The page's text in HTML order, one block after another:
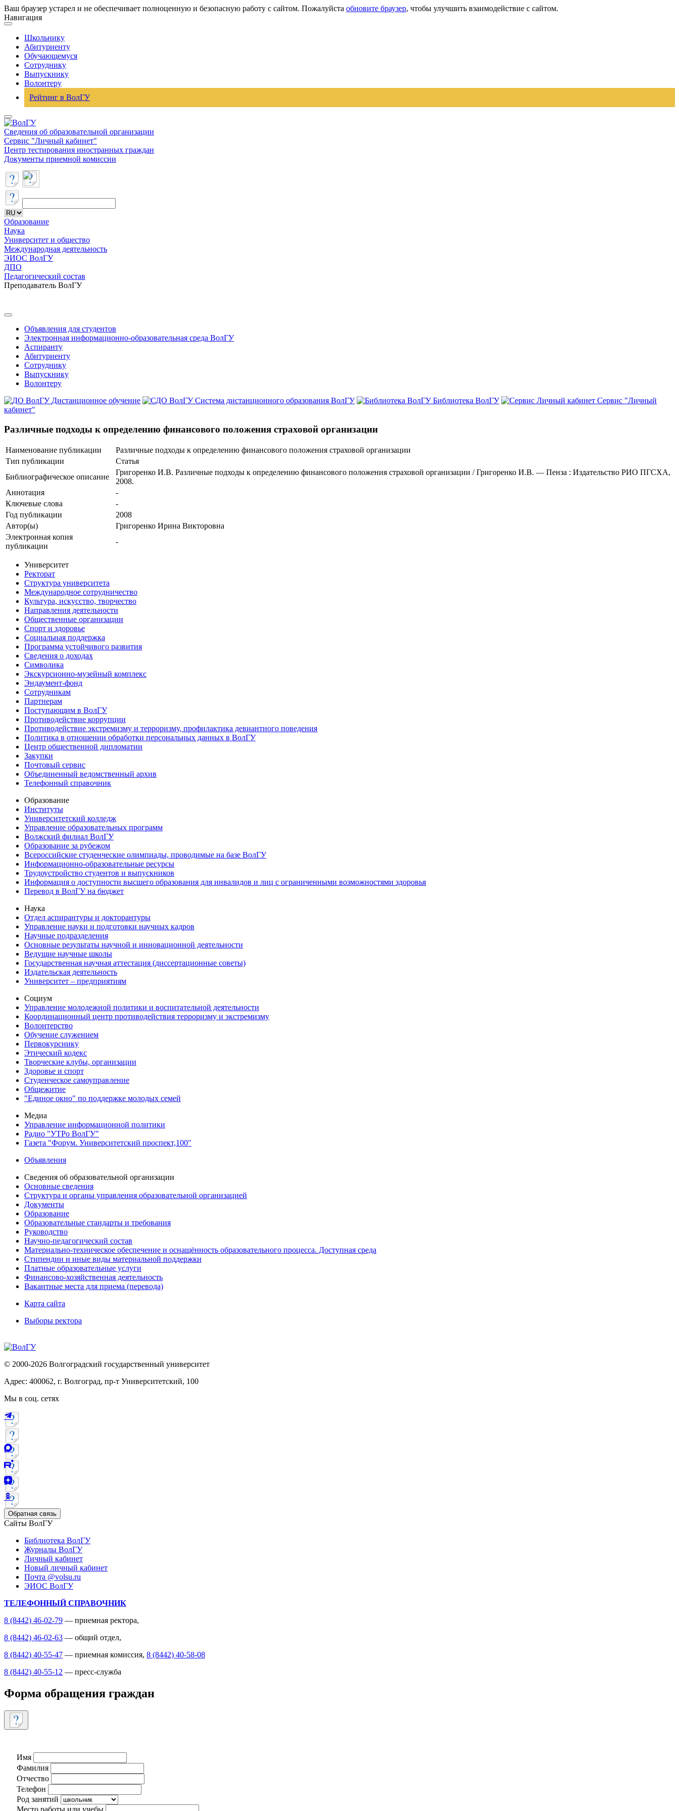
Ваш браузер устарел и не обеспечивает полноценную и безопасную работу с сайтом. Пожалуйста обновите браузер, чтобы улучшить взаимодействие с сайтом.
Навигация
Школьнику
Абитуриенту
Обучающемуся
Сотруднику
Выпускнику
Волонтеру
Рейтинг в ВолГУ
Сведения об образовательной организации
Сервис "Личный кабинет"
Центр тестирования иностранных граждан
Документы приемной комиссии
Образование
Наука
Университет и общество
Международная деятельность
ЭИОС ВолГУ
ДПО
Педагогический состав
Преподаватель ВолГУ
Объявления для студентов
Электронная информационно-образовательная среда ВолГУ
Аспиранту
Абитуриенту
Сотруднику
Выпускнику
Волонтеру
Дистанционное обучение
Система дистанционного образования ВолГУ Библиотека ВолГУ
Сервис "Личный
кабинет"
Различные подходы к определению финансового положения страховой организации
Наименование публикации
Различные подходы к определению финансового положения страховой организации
Тип публикации
Статья
Библиографическое описание
Григоренко И.В. Различные подходы к определению финансового положения страховой организации / Григоренко И.В. — Пенза : Издательство РИО ПГСХА,
2008.
Аннотация
-
Ключевые cлова
-
Год публикации
2008
Автор(ы)
Григоренко Ирина Викторовна
Электронная копия
публикации
-
Университет
Ректорат
Структура университета
Международное сотрудничество
Культура, искусство, творчество
Направления деятельности
Общественные организации
Спорт и здоровье
Социальная поддержка
Программа устойчивого развития
Сведения о доходах
Символика
Экскурсионно-музейный комплекс
Эндаумент-фонд
Сотрудникам
Партнерам
Поступающим в ВолГУ
Противодействие коррупции
Противодействие экстремизму и терроризму, профилактика девиантного поведения
Политика в отношении обработки персональных данных в ВолГУ
Центр общественной дипломатии
Закупки
Почтовый сервис
Объединенный ведомственный архив
Телефонный справочник
Образование
Институты
Университетский колледж
Управление образовательных программ
Волжский филиал ВолГУ
Образование за рубежом
Всероссийские студенческие олимпиады, проводимые на базе ВолГУ
Информационно-образовательные ресурсы
Трудоустройство студентов и выпускников
Информация о доступности высшего образования для инвалидов и лиц с ограниченными возможностями здоровья
Перевод в ВолГУ на бюджет
Наука
Отдел аспирантуры и докторантуры
Управление науки и подготовки научных кадров
Научные подразделения
Основные результаты научной и инновационной деятельности
Ведущие научные школы
Государственная научная аттестация (диссертационные советы)
Издательская деятельность
Университет – предприятиям
Социум
Управление молодежной политики и воспитательной деятельности
Координационный центр противодействия терроризму и экстремизму
Волонтерство
Обучение служением
Первокурснику
Этический кодекс
Творческие клубы, организации
Здоровье и спорт
Студенческое самоуправление
Общежитие
"Единое окно" по поддержке молодых семей
Медиа
Управление информационной политики
Радио "УТРо ВолГУ"
Газета "Форум. Университетский проспект,100"
Объявления
Сведения об образовательной организации
Основные сведения
Структура и органы управления образовательной организацией
Документы
Образование
Образовательные стандарты и требования
Руководство
Научно-педагогический состав
Материально-техническое обеспечение и оснащённость образовательного процесса. Доступная среда
Стипендии и иные виды материальной поддержки
Платные образовательные услуги
Финансово-хозяйственная деятельность
Вакантные места для приема (перевода)
Карта сайта
Выборы ректора
© 2000-2026 Волгоградский государственный университет
Адрес: 400062, г. Волгоград, пр-т Университетский, 100
Мы в соц. сетях
Обратная связь
Сайты ВолГУ
Библиотека ВолГУ
Журналы ВолГУ
Личный кабинет
Новый личный кабинет
Почта @volsu.ru
ЭИОС ВолГУ
ТЕЛЕФОННЫЙ СПРАВОЧНИК
8 (8442) 46-02-79 — приемная ректора,
8 (8442) 46-02-63 — общий отдел,
8 (8442) 40-55-47 — приемная комиссия, 8 (8442) 40-58-08
8 (8442) 40-55-12 — пресс-служба
Форма обращения граждан
Имя
Фамилия
Отчество
Телефон
Род занятий